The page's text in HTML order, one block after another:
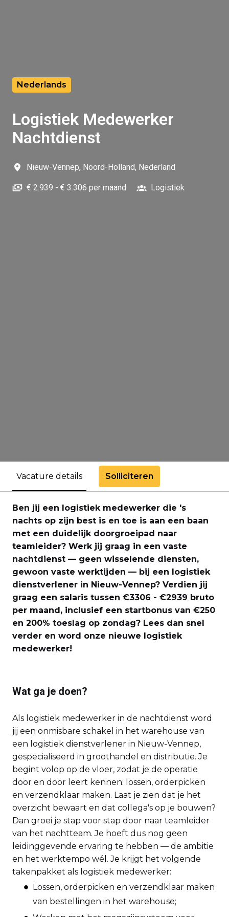
Nederlands
Logistiek Medewerker
Nachtdienst
Nieuw-Vennep, Noord-Holland, Nederland
€ 2.939 - € 3.306 per maand Logistiek
Vacature details Solliciteren
Ben jij een logistiek medewerker die 's
nachts op zijn best is en toe is aan een baan
met een duidelijk doorgroeipad naar
teamleider? Werk jij graag in een vaste
nachtdienst — geen wisselende diensten,
gewoon vaste werktijden — bij een logistiek
dienstverlener in Nieuw-Vennep? Verdien jij
graag een salaris tussen €3306 - €2939 bruto
per maand, inclusief een startbonus van €250
en 200% toeslag op zondag? Lees dan snel
verder en word onze nieuwe logistiek
medewerker!
Wat ga je doen?
Als logistiek medewerker in de nachtdienst word
jij een onmisbare schakel in het warehouse van
een logistiek dienstverlener in Nieuw-Vennep,
gespecialiseerd in groothandel en distributie. Je
begint volop op de vloer, zodat je de operatie
door en door leert kennen: lossen, orderpicken
en verzendklaar maken. Laat je zien dat je het
overzicht bewaart en dat collega's op je bouwen?
Dan groei je stap voor stap door naar teamleider
van het nachtteam. Je hoeft dus nog geen
leidinggevende ervaring te hebben — de ambitie
en het werktempo wé l. Je krijgt het volgende
takenpakket als logistiek medewerker:
Lossen, orderpicken en verzendklaar maken
van bestellingen in het warehouse;